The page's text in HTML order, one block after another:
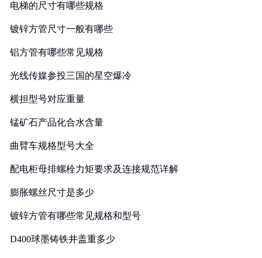
电梯的尺寸有哪些规格
镀锌方管尺寸一般有哪些
铝方管有哪些常见规格
光线传媒参投三国的星空爆冷
横担型号对应重量
锰矿石产品化合水含量
曲臂车规格型号大全
配电柜母排螺栓力矩要求及连接规范详解
膨胀螺丝尺寸是多少
镀锌方管有哪些常见规格和型号
D400球墨铸铁井盖重多少